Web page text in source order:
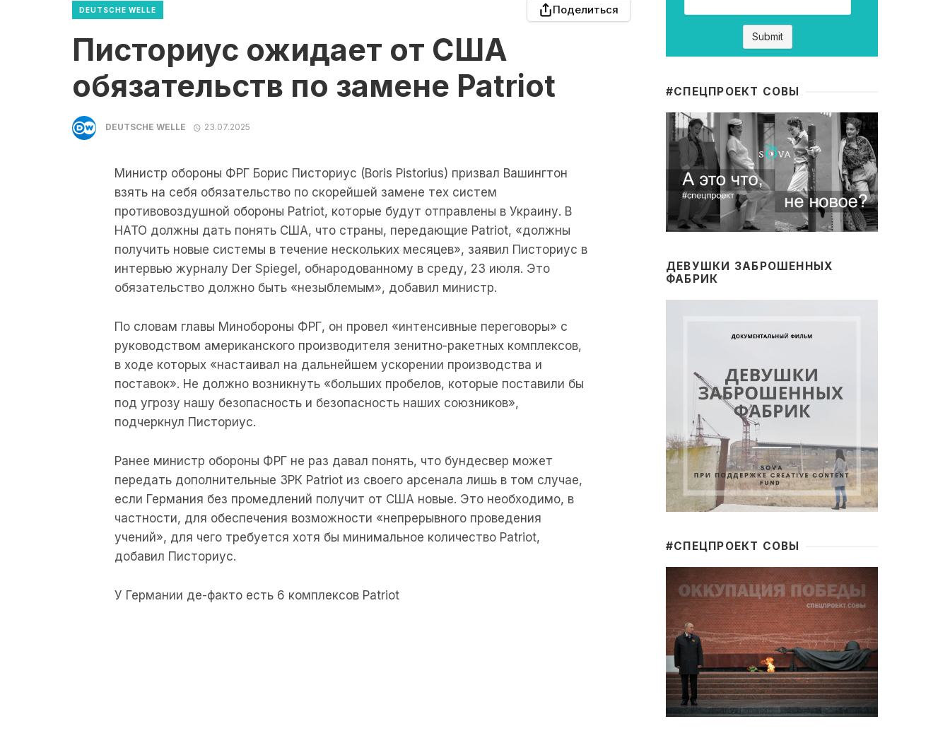
DEUTSCHE WELLE Поделиться
Писториус ожидает от США
обязательств по замене Patriot
DEUTSCHE WELLE 23.07.2025
Министр обороны ФРГ Борис Писториус (Boris Pistorius) призвал Вашингтон
взять на себя обязательство по скорейшей замене тех систем
противовоздушной обороны Patriot, которые будут отправлены в Украину. В
НАТО должны дать понять США, что страны, передающие Patriot, «должны
получить новые системы в течение нескольких месяцев», заявил Писториус в
интервью журналу Der Spiegel, обнародованному в среду, 23 июля. Это
обязательство должно быть «незыблемым», добавил министр.
По словам главы Минобороны ФРГ, он провел «интенсивные переговоры» с
руководством американского производителя зенитно-ракетных комплексов,
в ходе которых «настаивал на дальнейшем ускорении производства и
поставок». Не должно возникнуть «больших пробелов, которые поставили бы
под угрозу нашу безопасность и безопасность наших союзников»,
подчеркнул Писториус.
Ранее министр обороны ФРГ не раз давал понять, что бундесвер может
передать дополнительные ЗРК Patriot из своего арсенала лишь в том случае,
если Германия без промедлений получит от США новые. Это необходимо, в
частности, для обеспечения возможности «непрерывного проведения
учений», для чего требуется хотя бы минимальное количество Patriot,
добавил Писториус.
У Германии де-факто есть 6 комплексов Patriot
#CПЕЦПРОЕКТ СОВЫ
ДЕВУШКИ ЗАБРОШЕННЫХ
ФАБРИК
#CПЕЦПРОЕКТ СОВЫ